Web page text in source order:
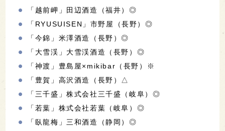
「越前岬」田辺酒造（福井）◎
「RYUSUISEN」市野屋（長野）◎
「今錦」米澤酒造（長野）◎
「大雪渓」大雪渓酒造（長野）◎
「神渡」豊島屋×mikibar（長野）※
「豊賀」高沢酒造（長野）△
「三千盛」株式会社三千盛（岐阜）◎
「若葉」株式会社若葉（岐阜）◎
「臥龍梅」三和酒造（静岡）◎